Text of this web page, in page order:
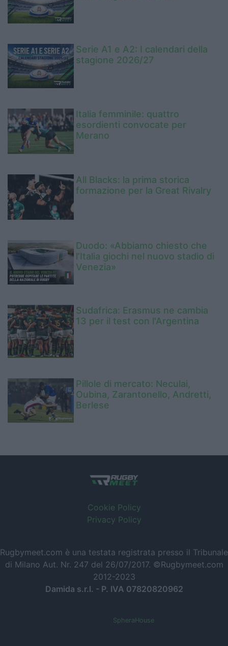
Serie A1 e A2: I calendari della
stagione 2026/27
Italia femminile: quattro
esordienti convocate per
Merano
All Blacks: la prima storica
formazione per la Great Rivalry
Duodo: «Abbiamo chiesto che
l’Italia giochi nel nuovo stadio di
Venezia»
Sudafrica: Erasmus ne cambia
13 per il test con l'Argentina
Pillole di mercato: Neculai,
Oubina, Zarantonello, Andretti,
Berlese
Cookie Policy
Privacy Policy
Rugbymeet.com è una testata registrata presso il Tribunale
di Milano Aut. Nr. 247 del 26/07/2017. ©Rugbymeet.com
2012-2023
Damida s.r.l. - P. IVA 07820820962
SpheraHouse